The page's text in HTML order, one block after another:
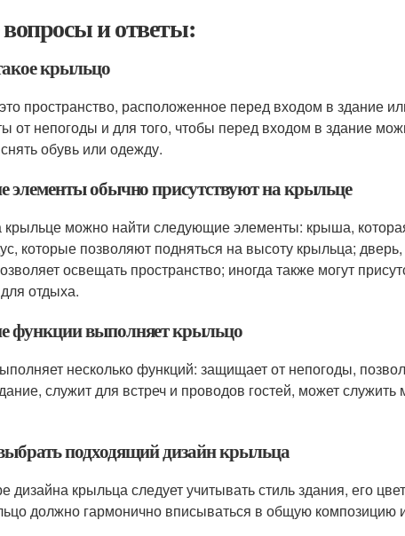
и ответы:
крыльцо
пространство, расположенное перед входом в здание
от непогоды и для того, чтобы перед входом в здание
обувь или одежду.
элементы обычно присутствуют на крыльце
можно найти следующие элементы: крыша,
которые позволяют подняться на высоту крыльца;
освещать пространство; иногда также могут
отдыха.
функции выполняет крыльцо
несколько функций: защищает от непогоды,
служит для встреч и проводов гостей, может
подходящий дизайн крыльца
дизайна крыльца следует учитывать стиль здания, его
должно гармонично вписываться в общую композицию